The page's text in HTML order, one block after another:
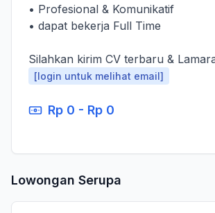
• Profesional & Komunikatif
• dapat bekerja Full Time
Silahkan kirim CV terbaru &
[login untuk melihat email]
Rp 0 - Rp 0
Lowongan Serupa